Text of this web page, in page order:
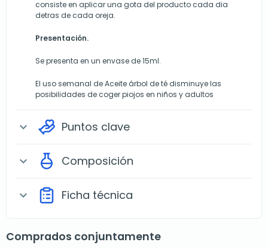
consiste en aplicar una gota del producto cada dia
detras de cada oreja.
Presentación.
Se presenta en un envase de 15ml.
El uso semanal de Aceite árbol de té disminuye las
posibilidades de coger piojos en niños y adultos
expand_more Puntos clave
expand_more Composición
expand_more Ficha técnica
Comprados conjuntamente